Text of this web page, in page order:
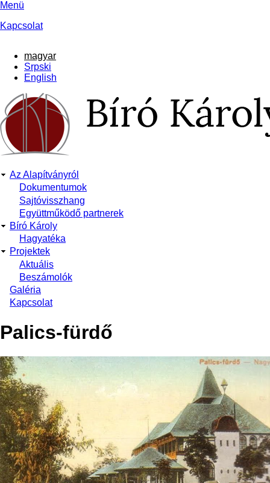
Ugrás
tartalomra
Menü
Kapcsolat
magyar
Srpski
English
Main
navigation
Az Alapítványról
Dokumentumok
Sajtóvisszhang
Együttműködő partnerek
Bíró Károly
Hagyatéka
Projektek
Aktuális
Beszámolók
Galéria
Kapcsolat
Palics-fürdő